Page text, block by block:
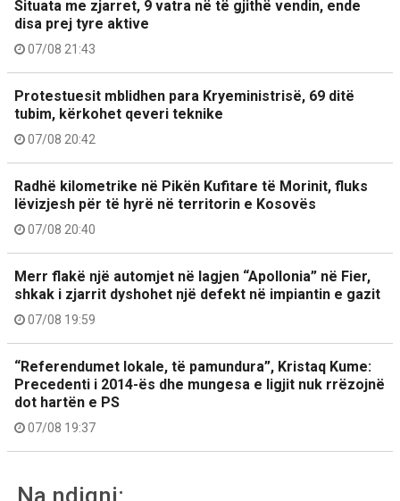
Situata me zjarret, 9 vatra në të gjithë vendin, ende
disa prej tyre aktive
07/08 21:43
Protestuesit mblidhen para Kryeministrisë, 69 ditë
tubim, kërkohet qeveri teknike
07/08 20:42
Radhë kilometrike në Pikën Kufitare të Morinit, fluks
lëvizjesh për të hyrë në territorin e Kosovës
07/08 20:40
Merr flakë një automjet në lagjen “Apollonia” në Fier,
shkak i zjarrit dyshohet një defekt në impiantin e gazit
07/08 19:59
“Referendumet lokale, të pamundura”, Kristaq Kume:
Precedenti i 2014-ës dhe mungesa e ligjit nuk rrëzojnë
dot hartën e PS
07/08 19:37
Na ndiqni: